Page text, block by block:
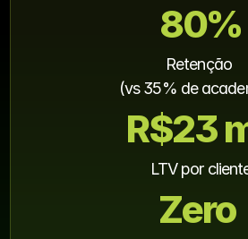
80%
Retenção
(vs 35% de
R$23
LTV por
Zero